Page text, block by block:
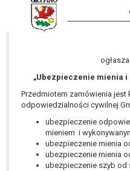
„Ubezpieczenie mienia
Przedmiotem zamówienia
odpowiedzialności cywilnej
ubezpieczenie
mieniem i
ubezpieczenie mienia
ubezpieczenie mienia
ubezpieczenie szyb od
Pani/Pana dane nie
podejmowaniu